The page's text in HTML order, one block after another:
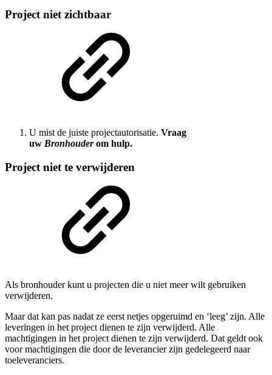
Project niet zichtbaar
U mist de juiste projectautorisatie. Vraag
uw Bronhouder om hulp.
Project niet te verwijderen
Als bronhouder kunt u projecten die u niet meer wilt gebruiken
verwijderen.
Maar dat kan pas nadat ze eerst netjes opgeruimd en ‘leeg’ zijn. Alle
leveringen in het project dienen te zijn verwijderd. Alle
machtigingen in het project dienen te zijn verwijderd. Dat geldt ook
voor machtigingen die door de leverancier zijn gedelegeerd naar
toeleveranciers.